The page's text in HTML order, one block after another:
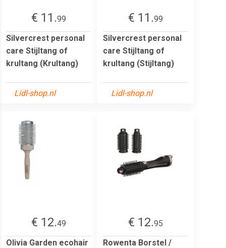
€ 11.99
Silvercrest personal
care Stijltang of
krultang (Krultang)
Lidl-shop.nl
€ 11.99
Silvercrest personal
care Stijltang of
krultang (Stijltang)
Lidl-shop.nl
€ 12.49
Olivia Garden ecohair
€ 12.95
Rowenta Borstel /